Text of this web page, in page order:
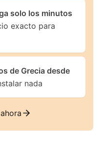
solo los minutos
exacto para
de Grecia desde
nada